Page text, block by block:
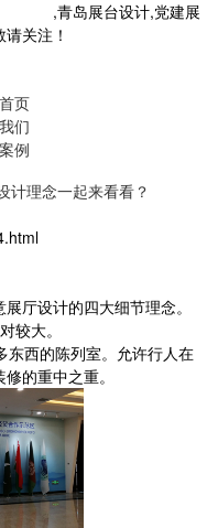
,青岛展台设计,党建展
请关注！
页
们
例
计理念一起来看看？
厅设计的四大细节理念。
大。
西的陈列室。允许行人在
的重中之重。